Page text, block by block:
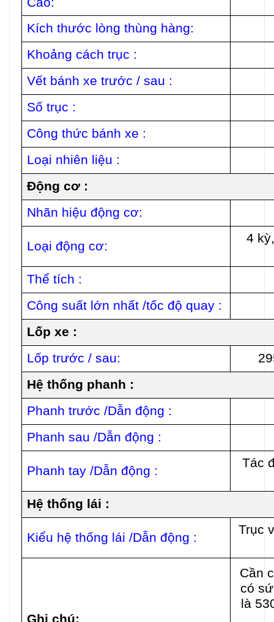
Kích thước lòng thùng hàng:
Khoảng cách trục :
Vết bánh xe trước / sau :
Số trục :
Công thức bánh xe :
Loại nhiên liệu :
Động cơ :
Nhãn hiệu động cơ:
Loại động cơ:
4
Thể tích :
Công suất lớn nhất /tốc độ quay :
Lốp xe :
Lốp trước / sau:
Hệ thống phanh :
Phanh trước /Dẫn động :
Phanh sau /Dẫn động :
Phanh tay /Dẫn động :
Tác
Hệ thống lái :
Kiểu hệ thống lái /Dẫn động :
Trục
Cần
có
là